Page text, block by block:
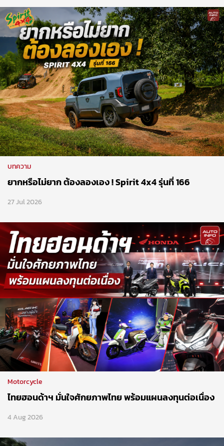
บทความ
ยากหรือไม่ยาก ต้องลองเอง ! Spirit 4x4 รุ่นที่ 166
27 Jul 2026
Motorcycle
ไทยฮอนด้าฯ มั่นใจศักยภาพไทย พร้อมแผนลงทุนต่อเนื่อง
4 Aug 2026